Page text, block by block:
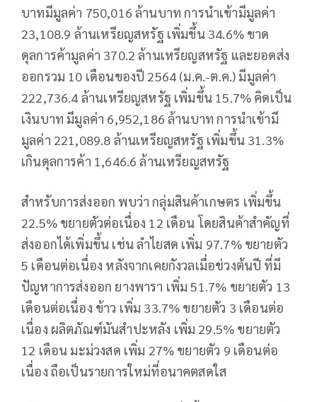
บาทมีมูลค่า 750,016 ล้านบาท การนำเข้ามีมูลค่า
23,108.9 ล้านเหรียญสหรัฐ เพิ่มขึ้น 34.6% ขาด
ดุลการค้ามูลค่า 370.2 ล้านเหรียญสหรัฐ และยอดส่ง
ออกรวม 10 เดือนของปี 2564 (ม.ค.-ต.ค.) มีมูลค่า
222,736.4 ล้านเหรียญสหรัฐ เพิ่มขึ้น 15.7% คิดเป็น
เงินบาท มีมูลค่า 6,952,186 ล้านบาท การนำเข้ามี
มูลค่า 221,089.8 ล้านเหรียญสหรัฐ เพิ่มขึ้น 31.3%
เกินดุลการค้า 1,646.6 ล้านเหรียญสหรัฐ
สำหรับการส่งออก พบว่า กลุ่มสินค้าเกษตร เพิ่มขึ้น
22.5% ขยายตัวต่อเนื่อง 12 เดือน โดยสินค้าสำคัญที่
ส่งออกได้เพิ่มขึ้น เช่น ลำไยสด เพิ่ม 97.7% ขยายตัว
5 เดือนต่อเนื่อง หลังจากเคยกังวลเมื่อช่วงต้นปี ที่มี
ปัญหาการส่งออก ยางพารา เพิ่ม 51.7% ขยายตัว 13
เดือนต่อเนื่อง ข้าว เพิ่ม 33.7% ขยายตัว 3 เดือนต่อ
เนื่อง ผลิตภัณฑ์มันสำปะหลัง เพิ่ม 29.5% ขยายตัว
12 เดือน มะม่วงสด เพิ่ม 27% ขยายตัว 9 เดือนต่อ
เนื่อง ถือเป็นรายการใหม่ที่อนาคตสดใส